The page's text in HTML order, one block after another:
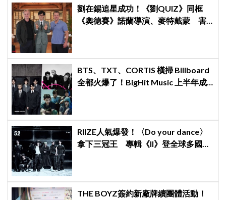
劉在錫追星成功！《劉QUIZ》同框
《奧德賽》諾蘭導演、麥特戴蒙 害
BTS、TXT、CORTIS 橫掃 Billboard
全都火爆了！BigHit Music 上半年成
RIIZE人氣爆發！〈Do your dance〉
拿下三冠王 專輯《II》登全球多國排
THE BOYZ簽約新廠牌續團體活動！